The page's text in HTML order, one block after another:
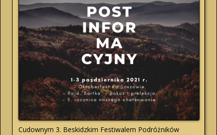
Cudownym 3. Beskidzkim Festiwalem Podróżników